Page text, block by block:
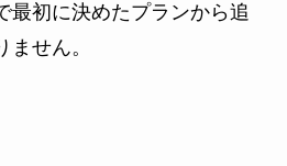
最初に決めたプランから追
せん。